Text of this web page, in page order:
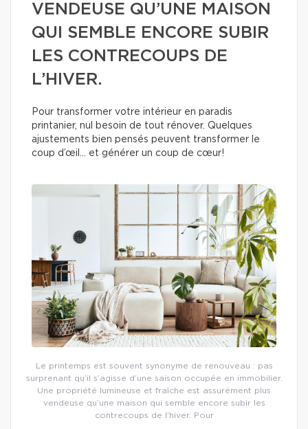
VENDEUSE QU’UNE MAISON
QUI SEMBLE ENCORE SUBIR
LES CONTRECOUPS DE
L’HIVER.
Pour transformer votre intérieur en paradis
printanier, nul besoin de tout rénover. Quelques
ajustements bien pensés peuvent transformer le
coup d’œil… et générer un coup de cœur!
Le printemps est souvent synonyme de renouveau : pas
surprenant qu’il s’agisse d’une saison occupée en immobilier.
Une propriété lumineuse et fraîche est assurément plus
vendeuse qu’une maison qui semble encore subir les
contrecoups de l’hiver. Pour